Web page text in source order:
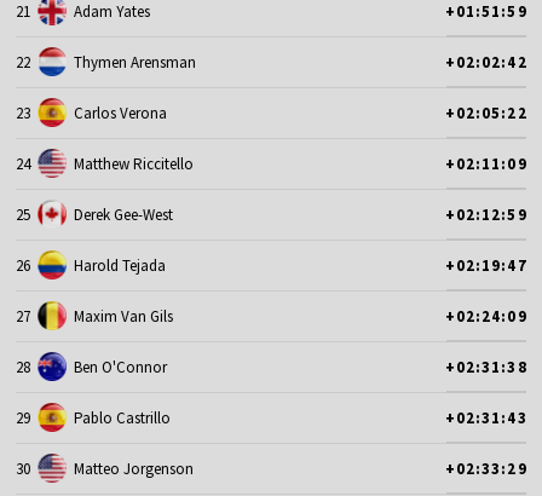
21 Adam Yates +01:51:59
22 Thymen Arensman +02:02:42
23 Carlos Verona +02:05:22
24 Matthew Riccitello +02:11:09
25 Derek Gee-West +02:12:59
26 Harold Tejada +02:19:47
27 Maxim Van Gils +02:24:09
28 Ben O'Connor +02:31:38
29 Pablo Castrillo +02:31:43
30 Matteo Jorgenson +02:33:29